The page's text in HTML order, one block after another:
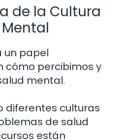
de la Cultura
un papel
cómo percibimos y
mental.
diferentes culturas
de salud
están